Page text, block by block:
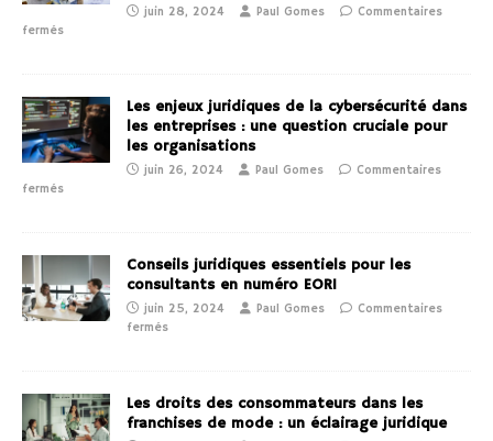
juin 28, 2024 Paul Gomes
Commentaires
fermés
Les enjeux juridiques de la cybersécurité dans
les entreprises : une question cruciale pour
les organisations
juin 26, 2024 Paul Gomes
Commentaires
fermés
Conseils juridiques essentiels pour les
consultants en numéro EORI
juin 25, 2024 Paul Gomes
Commentaires
fermés
Les droits des consommateurs dans les
franchises de mode : un éclairage juridique